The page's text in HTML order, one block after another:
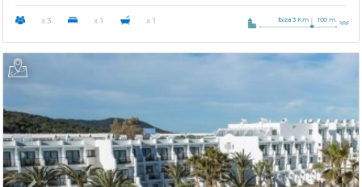
x 3 x 1 x 1 Ibiza 3 Km 100 m.